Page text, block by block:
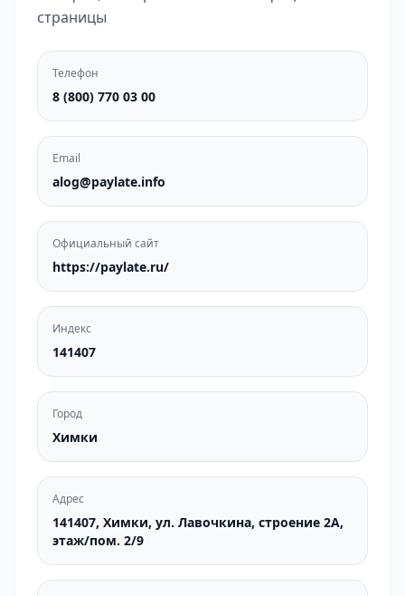
страницы
Телефон
8 (800) 770 03 00
Email
alog@paylate.info
Официальный сайт
https://paylate.ru/
Индекс
141407
Город
Химки
Адрес
141407, Химки, ул. Лавочкина, строение 2А,
этаж/пом. 2/9